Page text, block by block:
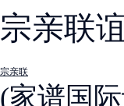
宗亲联
宗亲联
(家谱国